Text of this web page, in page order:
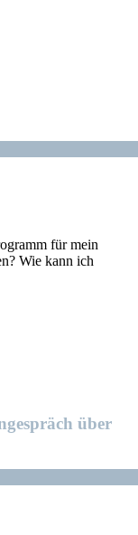
für mein
Wie kann ich
über